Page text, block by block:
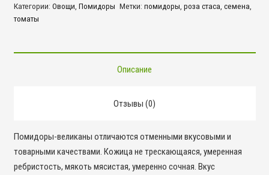
Стаса
Категории: Овощи Помидоры Метки: помидоры роза стаса семена
томаты
Описание
Отзывы (0)
Помидоры-великаны отличаются отменными вкусовыми и
товарными качествами. Кожица не трескающаяся, умеренная
ребристость, мякоть мясистая, умеренно сочная. Вкус